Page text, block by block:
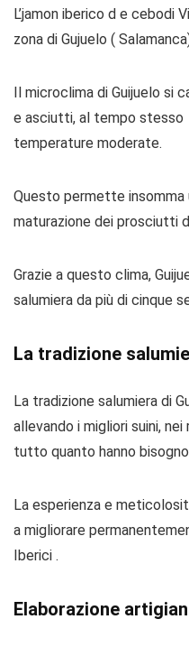
L’jamon iberico d e cebodi
zona di Gujuelo (
Il microclima di Guijuelo si
e asciutti, al tempo
temperature moderate.
Questo permette insomma
maturazione dei prosciutti
Grazie a questo clima,
salumiera da più di cinque
La tradizione
La tradizione salumiera di
allevando i migliori suini,
tutto quanto hanno
La esperienza e
a migliorare
Iberici .
Elaborazione